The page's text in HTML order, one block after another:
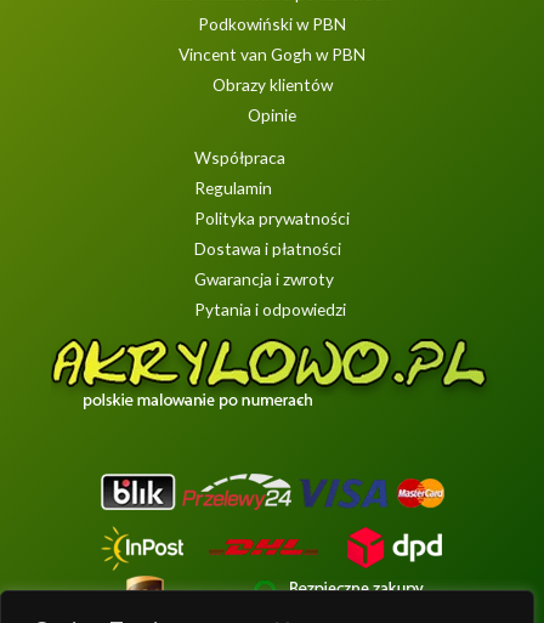
Podkowiński w PBN
Vincent van Gogh w PBN
Obrazy klientów
Opinie
Współpraca
Regulamin
Polityka prywatności
Dostawa i płatności
Gwarancja i zwroty
Pytania i odpowiedzi